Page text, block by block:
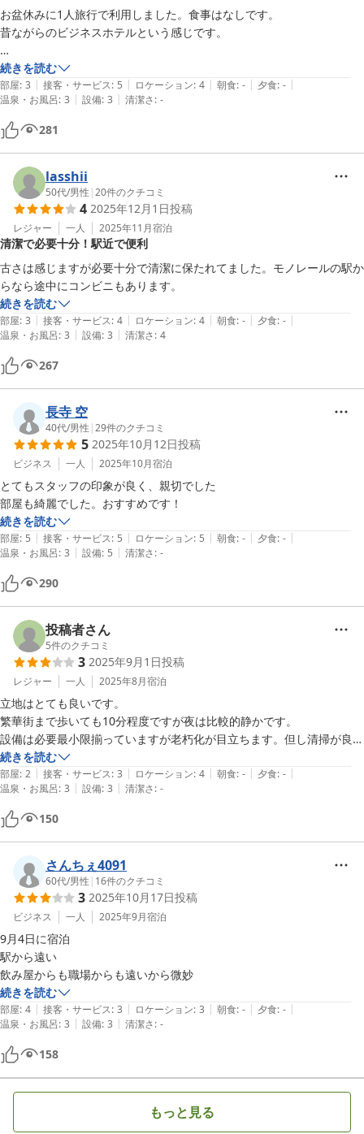
お盆休みに1人旅行で利用しました。食事はなしです。
昔ながらのビジネスホテルという感じです。
入り口のドアがカギを回したまま扉を押し込む形式で田舎の倉庫を思い
出す古さ
ハンガーは３つ、干すスペースはあまりない、ポットとドライヤーがあ
ってコンセントは２口（1つに三又がある）
テレビは小さく、冷蔵庫は中敷きを外さないと２Lペットボトルが入ら
ない小ささ
以上、必要なものはあるが最小限な感じです。
良いところは
比較的金額が安く抑えられた。
22時など遅くまでチェックインに対応していたり、当日に連絡してチ
ェックイン時間を変更して頂けたり、自由に旅行プランが組みやすかっ
た。
駅前から商店街が近く、食事する所も探しやすく、２４時間のスーパー
も２つあって（西友とイオン系）便利でした。
続きを読む
部屋: 3 | 接客・サービス: 5 | ロケーション: 4 | 朝食: - | 夕食: - |
温泉・お風呂: 3 | 設備: 3 | 清潔さ: -
281
lasshii
50代/男性 |20件のクチコミ
4 2025年12月1日投稿
レジャー 一人 2025年11月宿泊
清潔で必要十分！駅近で便利
古さは感じますが必要十分で清潔に保たれてました。モノレールの駅か
らなら途中にコンビニもあります。
続きを読む
部屋: 3 | 接客・サービス: 4 | ロケーション: 4 | 朝食: - | 夕食: - |
温泉・お風呂: 3 | 設備: 3 | 清潔さ: 4
267
長寺 空
40代/男性 |29件のクチコミ
5 2025年10月12日投稿
ビジネス 一人 2025年10月宿泊
とてもスタッフの印象が良く、親切でした
部屋も綺麗でした。おすすめです！
続きを読む
部屋: 5 | 接客・サービス: 5 | ロケーション: 5 | 朝食: - | 夕食: - |
温泉・お風呂: 3 | 設備: 5 | 清潔さ: -
290
投稿者さん
5件のクチコミ
3 2025年9月1日投稿
レジャー 一人 2025年8月宿泊
立地はとても良いです。
繁華街まで歩いても10分程度ですが夜は比較的静かです。
設備は必要最小限揃っていますが老朽化が目立ちます。但し清掃が良く
されているので不衛生さはありません。
希望としては床以外で荷物を広げるスペースがもう少しあるとよかった
です。
続きを読む
部屋: 2 | 接客・サービス: 3 | ロケーション: 4 | 朝食: - | 夕食: - |
温泉・お風呂: 3 | 設備: 3 | 清潔さ: -
150
さんちぇ4091
60代/男性 | 16件のクチコミ
3 2025年10月17日投稿
ビジネス 一人 2025年9月宿泊
9月4日に宿泊
駅から遠い
飲み屋からも職場からも遠いから微妙
続きを読む
部屋: 4 | 接客・サービス: 3 | ロケーション: 3 | 朝食: - | 夕食: - |
温泉・お風呂: 3 | 設備: 3 | 清潔さ: -
158
もっと見る